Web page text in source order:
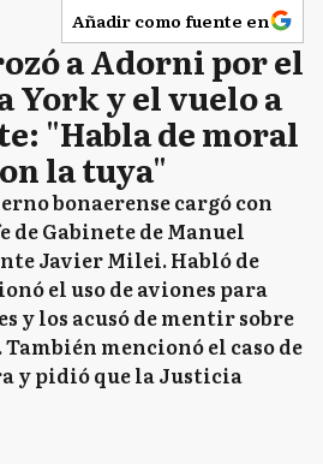
Añadir como fuente en
a Adorni por el
York y el vuelo a
"Habla de moral
la tuya"
bonaerense cargó con
de Gabinete de Manuel
Javier Milei. Habló de
el uso de aviones para
y los acusó de mentir sobre
mencionó el caso de
y pidió que la Justicia